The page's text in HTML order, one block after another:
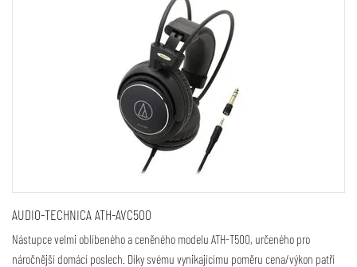
AUDIO-TECHNICA ATH-AVC500
Nástupce velmi oblíbeného a ceněného modelu ATH-T500, určeného pro
náročnější domácí poslech. Díky svému vynikajícímu poměru cena/výkon patří